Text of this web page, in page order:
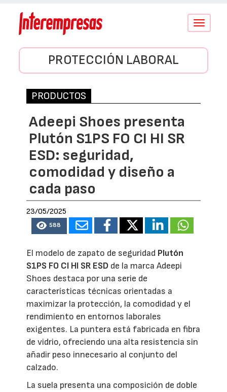
Conmutar
PROTECCIÓN LABORAL
PRODUCTOS
Adeepi Shoes presenta
Plutón S1PS FO CI HI SR
ESD: seguridad,
comodidad y diseño a
cada paso
23/05/2025
588
El modelo de zapato de seguridad Plutón
S1PS FO CI HI SR ESD de la marca Adeepi
Shoes destaca por una serie de
características técnicas orientadas a
maximizar la protección, la comodidad y el
rendimiento en entornos laborales
exigentes. La puntera está fabricada en fibra
de vidrio, ofreciendo una alta resistencia sin
añadir peso innecesario al conjunto del
calzado.
La suela presenta una composición de doble